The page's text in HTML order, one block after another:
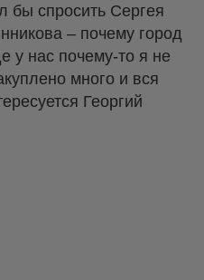
бы спросить Сергея
– почему город
у нас почему-то я не
много и вся
Георгий